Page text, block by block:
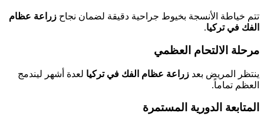
تتم خياطة الأنسجة بخيوط جراحية دقيقة لضمان نجاح زراعة عظام
الفك في تركيا.
مرحلة الالتحام العظمي
ينتظر المريض بعد زراعة عظام الفك في تركيا لعدة أشهر ليندمج
العظم تماماً.
المتابعة الدورية المستمرة